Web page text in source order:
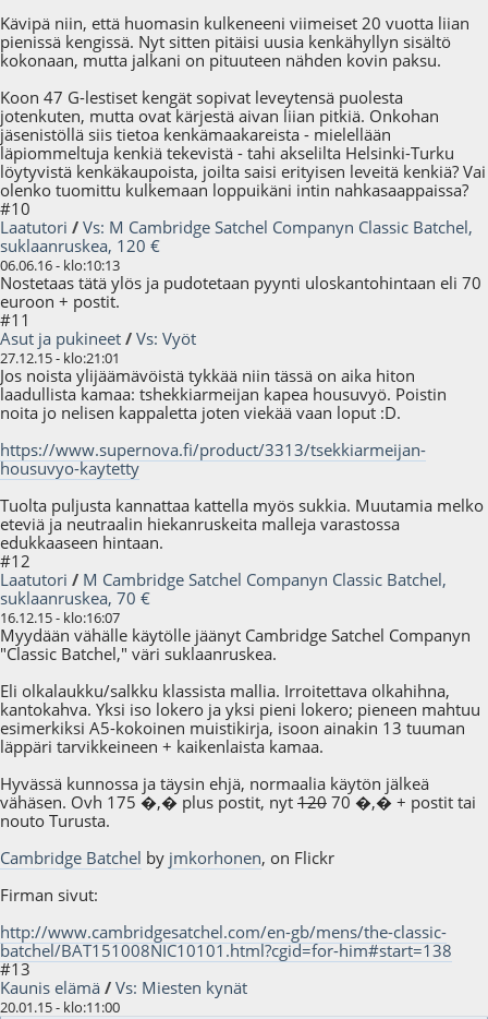
Kävipä niin, että huomasin kulkeneeni viimeiset 20 vuotta liian
pienissä kengissä. Nyt sitten pitäisi uusia kenkähyllyn sisältö
kokonaan, mutta jalkani on pituuteen nähden kovin paksu.
Koon 47 G-lestiset kengät sopivat leveytensä puolesta
jotenkuten, mutta ovat kärjestä aivan liian pitkiä. Onkohan
jäsenistöllä siis tietoa kenkämaakareista - mielellään
läpiommeltuja kenkiä tekevistä - tahi akselilta Helsinki-Turku
löytyvistä kenkäkaupoista, joilta saisi erityisen leveitä kenkiä? Vai
olenko tuomittu kulkemaan loppuikäni intin nahkasaappaissa?
#10
Laatutori / Vs: M Cambridge Satchel Companyn Classic Batchel,
suklaanruskea, 120 €
06.06.16 - klo:10:13
Nostetaas tätä ylös ja pudotetaan pyynti uloskantohintaan eli 70
euroon + postit.
#11
Asut ja pukineet / Vs: Vyöt
27.12.15 - klo:21:01
Jos noista ylijäämävöistä tykkää niin tässä on aika hiton
laadullista kamaa: tshekkiarmeijan kapea housuvyö. Poistin
noita jo nelisen kappaletta joten viekää vaan loput :D.
https://www.supernova.fi/product/3313/tsekkiarmeijan-
housuvyo-kaytetty
Tuolta puljusta kannattaa kattella myös sukkia. Muutamia melko
eteviä ja neutraalin hiekanruskeita malleja varastossa
edukkaaseen hintaan.
#12
Laatutori / M Cambridge Satchel Companyn Classic Batchel,
suklaanruskea, 70 €
16.12.15 - klo:16:07
Myydään vähälle käytölle jäänyt Cambridge Satchel Companyn
"Classic Batchel," väri suklaanruskea.
Eli olkalaukku/salkku klassista mallia. Irroitettava olkahihna,
kantokahva. Yksi iso lokero ja yksi pieni lokero; pieneen mahtuu
esimerkiksi A5-kokoinen muistikirja, isoon ainakin 13 tuuman
läppäri tarvikkeineen + kaikenlaista kamaa.
Hyvässä kunnossa ja täysin ehjä, normaalia käytön jälkeä
vähäsen. Ovh 175 �,� plus postit, nyt 120 70 �,� + postit tai
nouto Turusta.
Cambridge Batchel by jmkorhonen, on Flickr
Firman sivut:
http://www.cambridgesatchel.com/en-gb/mens/the-classic-
batchel/BAT151008NIC10101.html?cgid=for-him#start=138
#13
Kaunis elämä / Vs: Miesten kynät
20.01.15 - klo:11:00